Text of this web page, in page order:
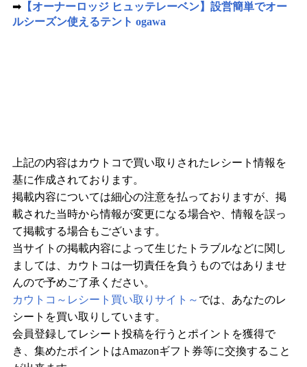
➡ 【オーナーロッジ ヒュッテレーベン】設営簡単でオー
ルシーズン使えるテント ogawa
上記の内容はカウトコで買い取りされたレシート情報を
基に作成されております。
掲載内容については細心の注意を払っておりますが、掲
載された当時から情報が変更になる場合や、情報を誤っ
て掲載する場合もございます。
当サイトの掲載内容によって生じたトラブルなどに関し
ましては、カウトコは一切責任を負うものではありませ
んので予めご了承ください。
カウトコ～レシート買い取りサイト～ では、あなたのレ
シートを買い取りしています。
会員登録してレシート投稿を行うとポイントを獲得で
き、集めたポイントはAmazonギフト券等に交換すること